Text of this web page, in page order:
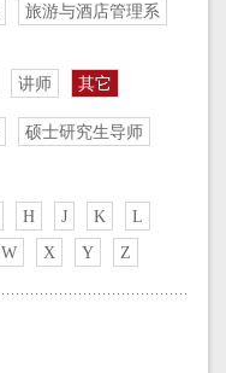
旅游与酒店管理系
讲师 其它
硕士研究生导师
H J K
L
W X Y Z